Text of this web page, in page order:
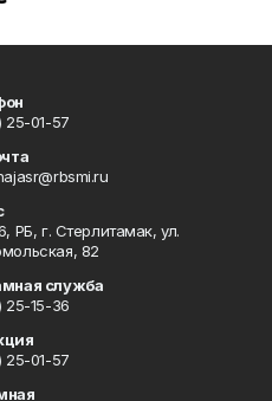
25-01-57
РБ, г. Стерлитамак, ул.
82
служба
25-15-36
25-01-57